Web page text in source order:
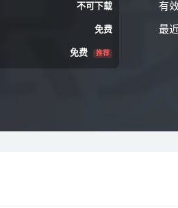
不可下载
免费
免费 推荐
有
最